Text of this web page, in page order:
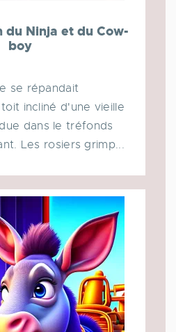
Ninja et du Cow-
boy
se répandait
incliné d'une vieille
dans le tréfonds
Les rosiers grimp...